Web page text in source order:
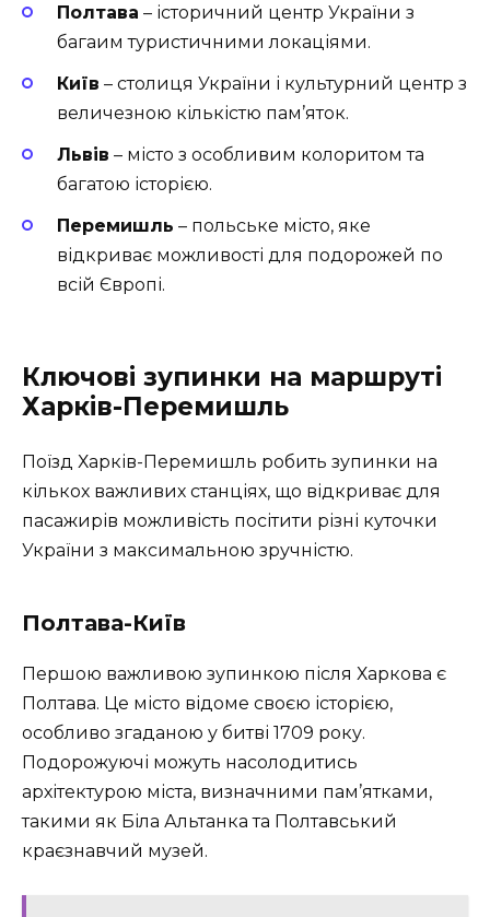
Полтава – історичний центр України з
багаим туристичними локаціями.
Київ – столиця України і культурний центр з
величезною кількістю пам’яток.
Львів – місто з особливим колоритом та
багатою історією.
Перемишль – польське місто, яке
відкриває можливості для подорожей по
всій Європі.
Ключові зупинки на маршруті
Харків-Перемишль
Поїзд Харків-Перемишль робить зупинки на
кількох важливих станціях, що відкриває для
пасажирів можливість посітити різні куточки
України з максимальною зручністю.
Полтава-Київ
Першою важливою зупинкою після Харкова є
Полтава. Це місто відоме своєю історією,
особливо згаданою у битві 1709 року.
Подорожуючі можуть насолодитись
архітектурою міста, визначними пам’ятками,
такими як Біла Альтанка та Полтавський
краєзнавчий музей.